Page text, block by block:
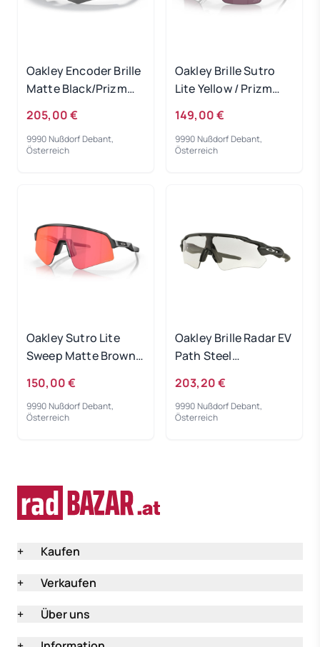
Oakley Encoder Brille
Matte Black/Prizm
205,00 €
9990 Nußdorf Debant,
Österreich
Oakley Brille Sutro
Lite Yellow / Prizm
149,00 €
9990 Nußdorf Debant,
Österreich
Oakley Sutro Lite
Sweep Matte Brown /
150,00 €
9990 Nußdorf Debant,
Österreich
Oakley Brille Radar EV
Path Steel
203,20 €
9990 Nußdorf Debant,
Österreich
+
Kaufen
+
Verkaufen
+
Über uns